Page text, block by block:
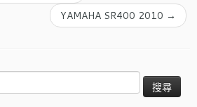
YAMAHA SR400 2010 →